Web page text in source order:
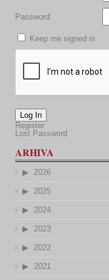
Password:
Keep me signed in
Log In
Register
Lost Password
ARHIVA
2026
2025
2024
2023
2022
2021